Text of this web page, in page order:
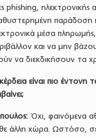
phishing,
παράδοση
μέσα
και να μην
να διεκδικήσουν τα
είναι πιο έντονη
Όχι, φαινόμενα
άλλη χώρα. Ωστόσο, σε